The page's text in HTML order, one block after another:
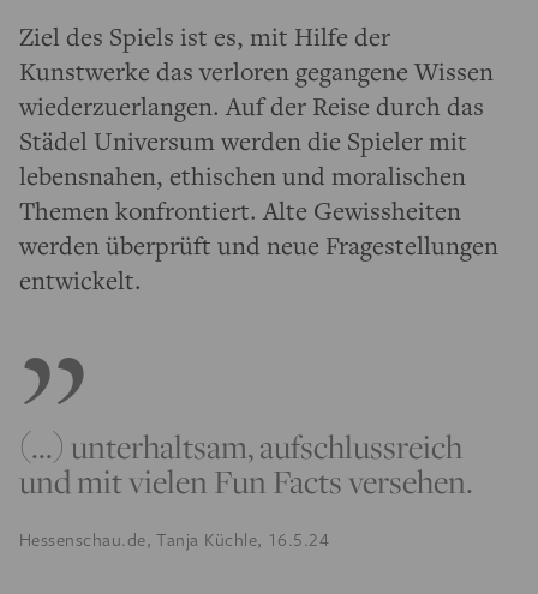
Ziel des Spiels ist es, mit Hilfe der
Kunstwerke das verloren gegangene Wissen
wiederzuerlangen. Auf der Reise durch das
Städel Universum werden die Spieler mit
lebensnahen, ethischen und moralischen
Themen konfrontiert. Alte Gewissheiten
werden überprüft und neue Fragestellungen
entwickelt.
(...) unterhaltsam, aufschlussreich
und mit vielen Fun Facts versehen.
Hessenschau.de, Tanja Küchle, 16.5.24